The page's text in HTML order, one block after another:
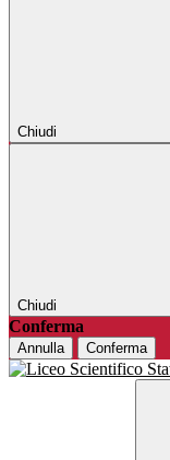
Chiudi
Chiudi
Conferma
Annulla Conferma